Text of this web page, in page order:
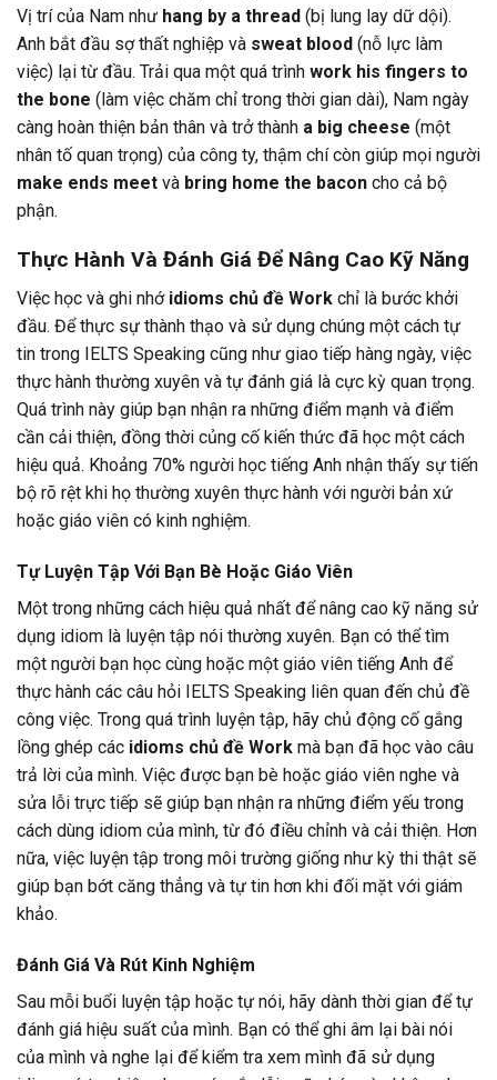
Vị trí của Nam như hang by a thread (bị lung lay dữ dội).
Anh bắt đầu sợ thất nghiệp và sweat blood (nỗ lực làm
việc) lại từ đầu. Trải qua một quá trình work his fingers to
the bone (làm việc chăm chỉ trong thời gian dài), Nam ngày
càng hoàn thiện bản thân và trở thành a big cheese (một
nhân tố quan trọng) của công ty, thậm chí còn giúp mọi người
make ends meet và bring home the bacon cho cả bộ
phận.
Thực Hành Và Đánh Giá Để Nâng Cao Kỹ Năng
Việc học và ghi nhớ idioms chủ đề Work chỉ là bước khởi
đầu. Để thực sự thành thạo và sử dụng chúng một cách tự
tin trong IELTS Speaking cũng như giao tiếp hàng ngày, việc
thực hành thường xuyên và tự đánh giá là cực kỳ quan trọng.
Quá trình này giúp bạn nhận ra những điểm mạnh và điểm
cần cải thiện, đồng thời củng cố kiến thức đã học một cách
hiệu quả. Khoảng 70% người học tiếng Anh nhận thấy sự tiến
bộ rõ rệt khi họ thường xuyên thực hành với người bản xứ
hoặc giáo viên có kinh nghiệm.
Tự Luyện Tập Với Bạn Bè Hoặc Giáo Viên
Một trong những cách hiệu quả nhất để nâng cao kỹ năng sử
dụng idiom là luyện tập nói thường xuyên. Bạn có thể tìm
một người bạn học cùng hoặc một giáo viên tiếng Anh để
thực hành các câu hỏi IELTS Speaking liên quan đến chủ đề
công việc. Trong quá trình luyện tập, hãy chủ động cố gắng
lồng ghép các idioms chủ đề Work mà bạn đã học vào câu
trả lời của mình. Việc được bạn bè hoặc giáo viên nghe và
sửa lỗi trực tiếp sẽ giúp bạn nhận ra những điểm yếu trong
cách dùng idiom của mình, từ đó điều chỉnh và cải thiện. Hơn
nữa, việc luyện tập trong môi trường giống như kỳ thi thật sẽ
giúp bạn bớt căng thẳng và tự tin hơn khi đối mặt với giám
khảo.
Đánh Giá Và Rút Kinh Nghiệm
Sau mỗi buổi luyện tập hoặc tự nói, hãy dành thời gian để tự
đánh giá hiệu suất của mình. Bạn có thể ghi âm lại bài nói
của mình và nghe lại để kiểm tra xem mình đã sử dụng